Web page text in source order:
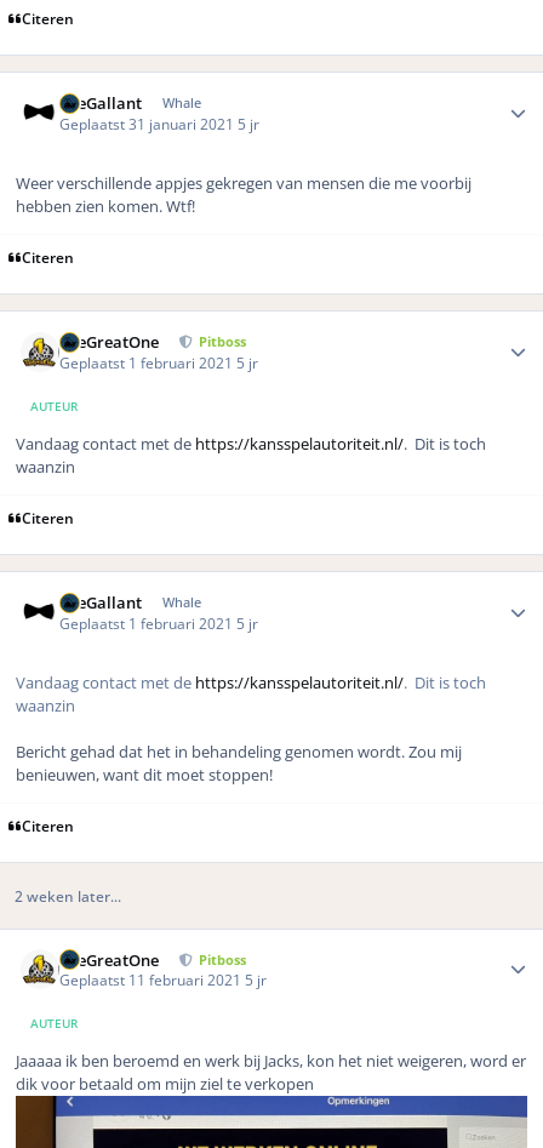
Citeren
TheGallant Whale
Geplaatst 31 januari 2021 5 jr
Weer verschillende appjes gekregen van mensen die me voorbij
hebben zien komen. Wtf!
Citeren
TheGreatOne Pitboss
Geplaatst 1 februari 2021 5 jr
AUTEUR
Vandaag contact met de https://kansspelautoriteit.nl/. Dit is toch
waanzin
Citeren
TheGallant Whale
Geplaatst 1 februari 2021 5 jr
Vandaag contact met de https://kansspelautoriteit.nl/. Dit is toch
waanzin
Bericht gehad dat het in behandeling genomen wordt. Zou mij
benieuwen, want dit moet stoppen!
Citeren
2 weken later...
TheGreatOne Pitboss
Geplaatst 11 februari 2021 5 jr
AUTEUR
Jaaaaa ik ben beroemd en werk bij Jacks, kon het niet weigeren, word er
dik voor betaald om mijn ziel te verkopen